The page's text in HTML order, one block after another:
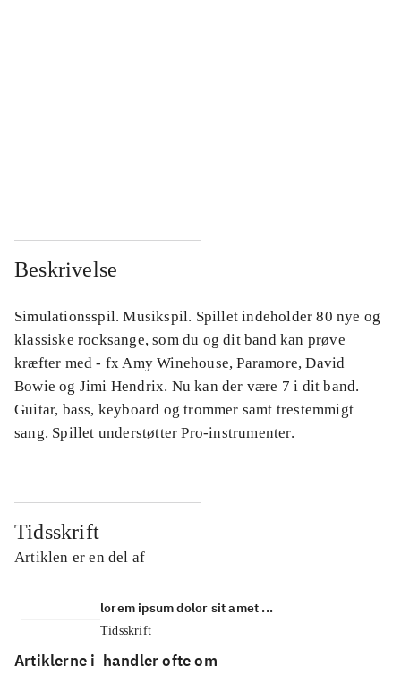
Beskrivelse
Simulationsspil. Musikspil. Spillet indeholder 80 nye og
klassiske rocksange, som du og dit band kan prøve
kræfter med - fx Amy Winehouse, Paramore, David
Bowie og Jimi Hendrix. Nu kan der være 7 i dit band.
Guitar, bass, keyboard og trommer samt trestemmigt
sang. Spillet understøtter Pro-instrumenter.
Tidsskrift
Artiklen er en del af
lorem ipsum dolor sit amet ...
Tidsskrift
Artiklerne i handler ofte om